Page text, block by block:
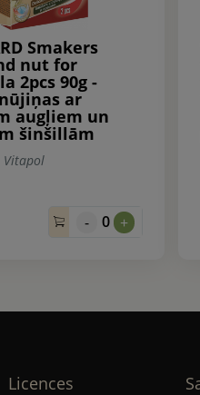
Smakers
nut for
2pcs 90g -
ar
augļiem un
šinšillām
Vitapol
- 0 +
Licences